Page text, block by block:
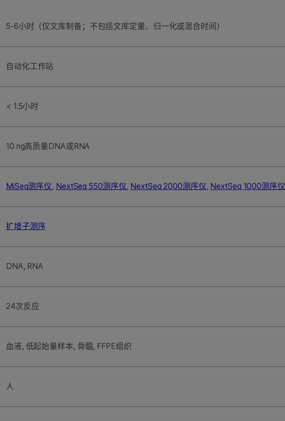
5-6小时（仅文库制备；不包括文库定量、归一化或混合时间）
⾃动化⼯作站
< 1.5小时
10 ng高质量DNA或RNA
MiSeq测序仪, NextSeq 550测序仪, NextSeq 2000测序仪, NextSeq 1000测序仪
扩增子测序
DNA, RNA
24次反应
血液, 低起始量样本, 骨髓, FFPE组织
人